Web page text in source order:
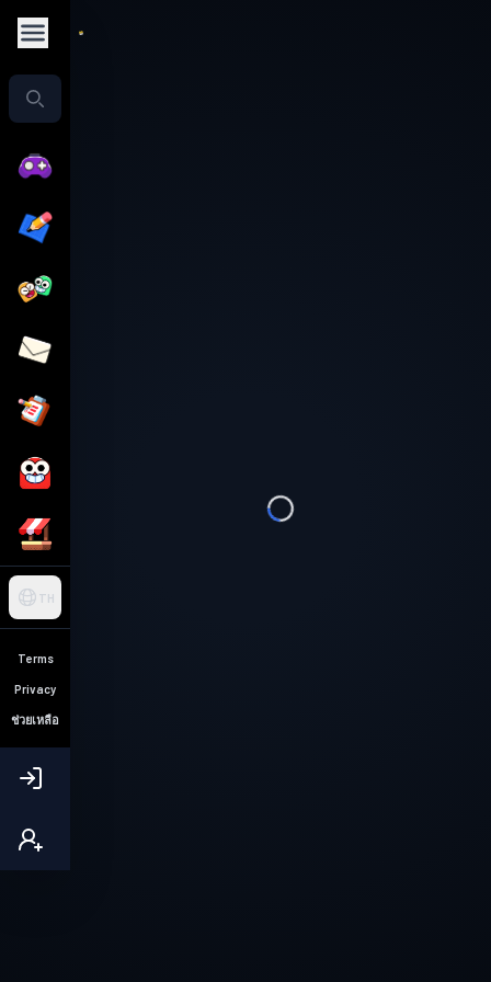
TH
Terms
Privacy
ช่วยเหลือ